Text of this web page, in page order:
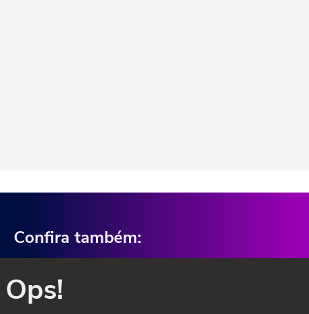
Confira também:
Ops!